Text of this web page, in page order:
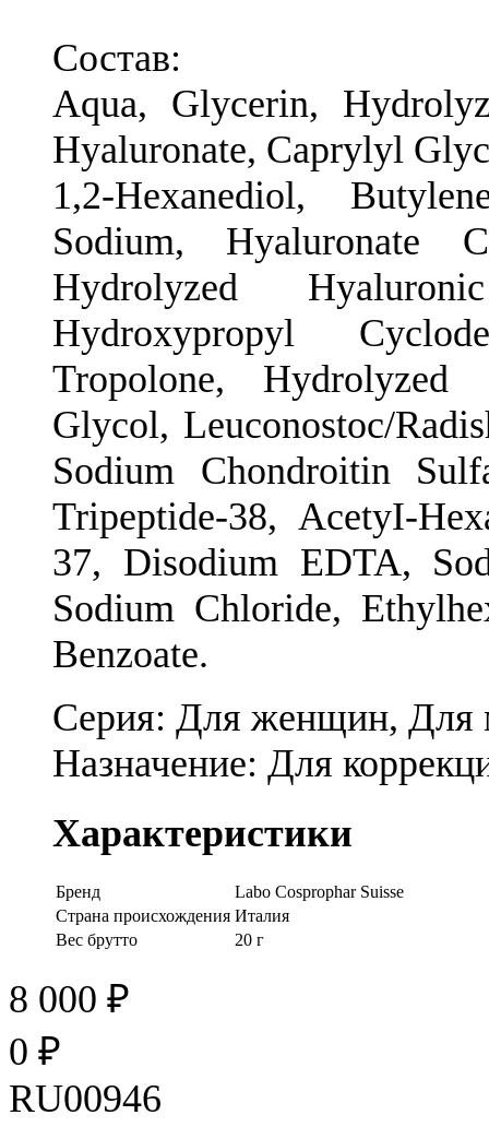
Состав:
Aqua, Glycerin,
Hyaluronate, Caprylyl
1,2-Hexanediol,
Sodium, Hyaluronate
Hydrolyzed
Hydroxypropyl
Tropolone, Hydrolyzed
Glycol, Leuconostoc/
Sodium Chondroitin
Tripeptide-38, AcetyI-
37, Disodium EDTA,
Sodium Chloride,
Benzoate.
Серия: Для женщин, Для
Назначение: Для
Характеристики
Бренд
Labo Cosprophar Suisse
Страна происхождения Италия
Вес брутто
20 г
8 000 ₽
0 ₽
RU00946